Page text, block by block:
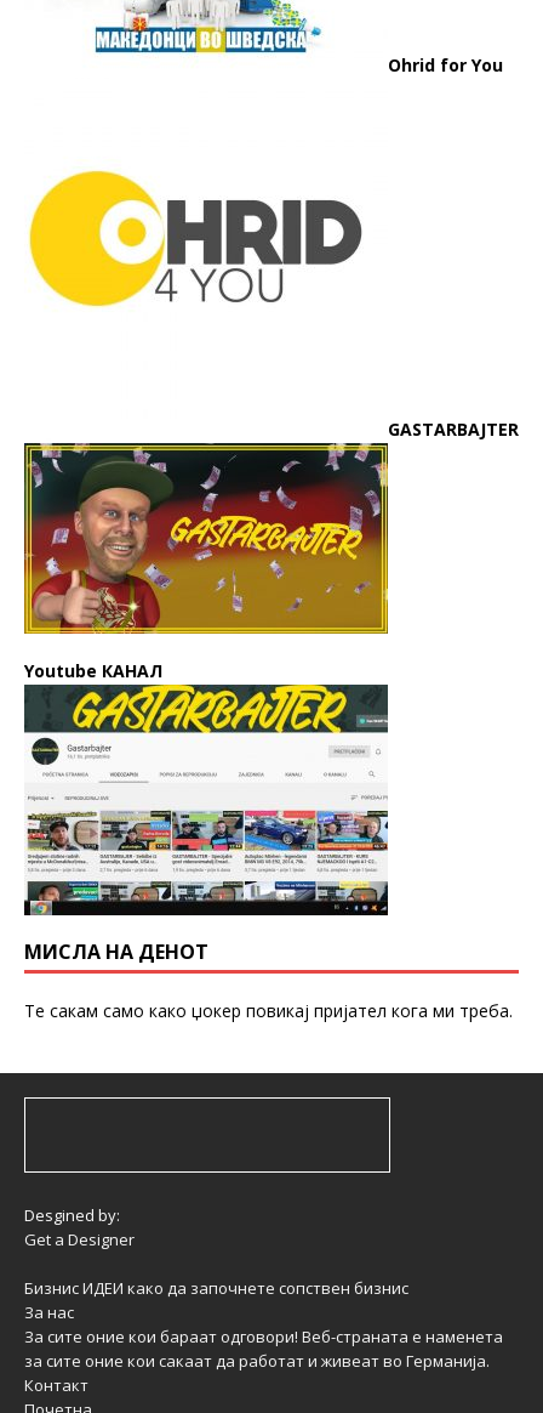
Ohrid for You
GASTARBAJTER
Youtube КАНАЛ
МИСЛА НА ДЕНОТ
Те сакам само како џокер повикај пријател кога ми треба.
Desgined by:
Get a Designer
Бизнис ИДЕИ како да започнете сопствен бизнис
За нас
За сите оние кои бараат одговори! Веб-страната е наменета
за сите оние кои сакаат да работат и живеат во Германија.
Контакт